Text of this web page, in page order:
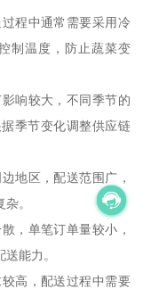
程中通常需要采用冷
制温度，防止蔬菜变
响较大，不同季节的
季节变化调整供应链
地区，配送范围广，
。
，单笔订单量较小，
能力。
高，配送过程中需要